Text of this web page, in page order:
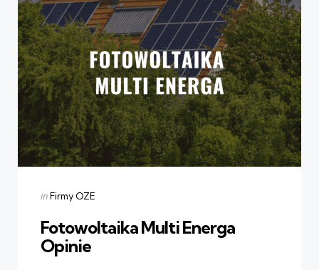
Categories
Posted
inFirmy OZE
Fotowoltaika Multi Energa
Opinie